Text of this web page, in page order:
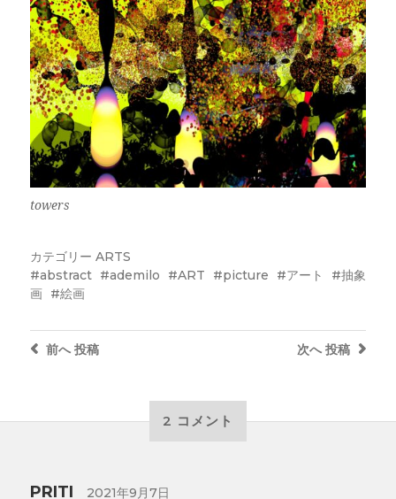
towers
カテゴリー ARTS
abstract
ademilo ART picture アート
抽象
画
絵画
次へ 投稿
前へ投稿
2 コメント
PRITI 2021年9月7日